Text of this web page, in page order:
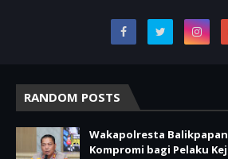
RANDOM POSTS
Wakapolresta
Kompromi bagi Pelaku